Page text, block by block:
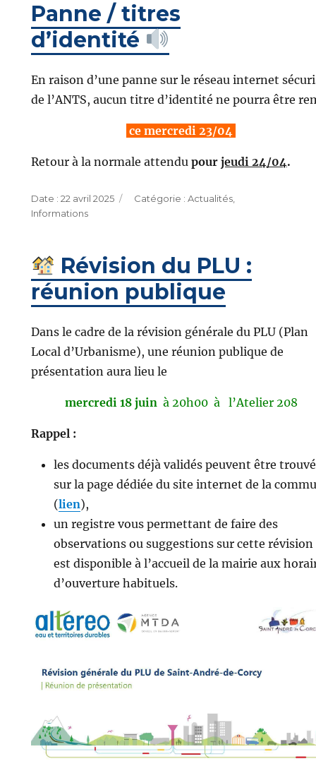
Panne / titres
d’identité
En raison d’une panne sur le réseau internet
de l’ANTS, aucun titre d’identité ne pourra être
ce mercredi 23/04
Retour à la normale attendu pour jeudi 24/04.
Publié
le
22 avril 2025 Catégories
Actualités,
Informations
Révision du PLU :
réunion publique
Dans le cadre de la révision générale du PLU (Plan
Local d’Urbanisme), une réunion publique de
présentation aura lieu le
mercredi 18 juin à 20h00 à l’Atelier 208
Rappel :
les documents déjà validés peuvent être
sur la page dédiée du site internet de la
(lien),
un registre vous permettant de faire des
observations ou suggestions sur cette révision
est disponible à l’accueil de la mairie aux
d’ouverture habituels.